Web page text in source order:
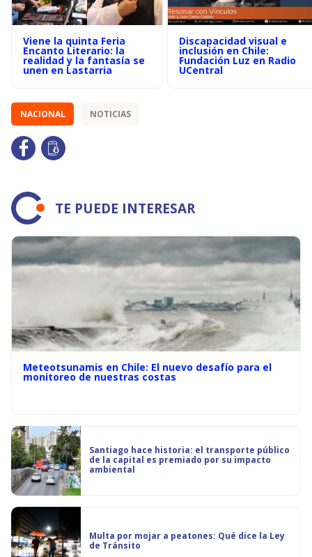
Viene la quinta Feria
Encanto Literario: la
realidad y la fantasía se
unen en Lastarria
Discapacidad visual e
inclusión en Chile:
Fundación Luz en Radio
UCentral
NACIONAL NOTICIAS
TE PUEDE INTERESAR
Meteotsunamis en Chile: El nuevo desafío para el
monitoreo de nuestras costas
Santiago hace historia: el transporte público
de la capital es premiado por su impacto
ambiental
Multa por mojar a peatones: Qué dice la Ley
de Tránsito